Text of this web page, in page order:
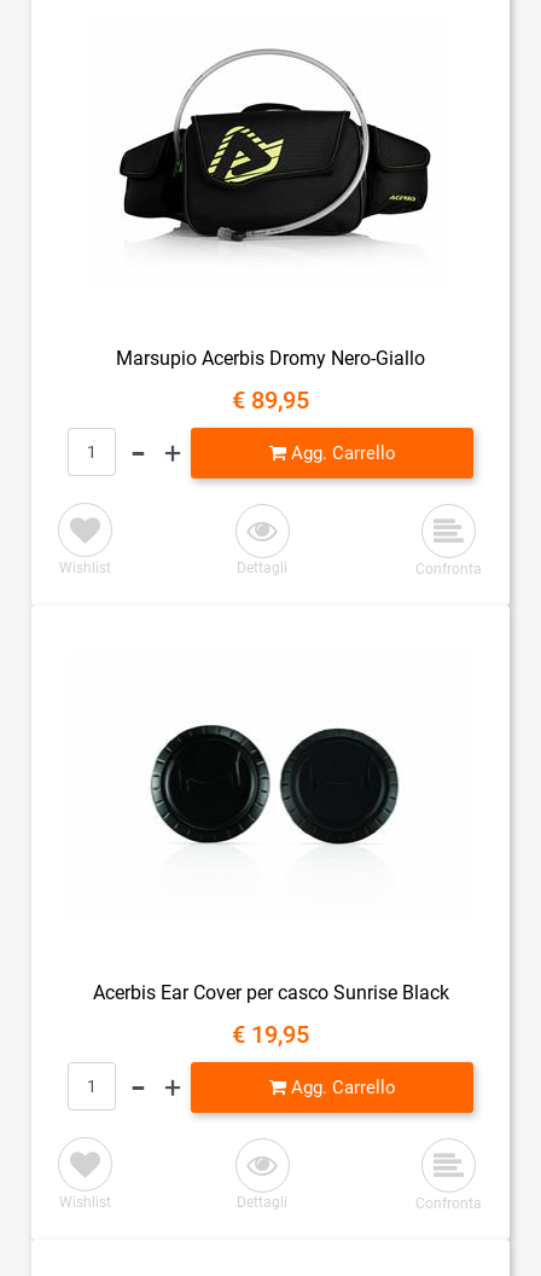
Marsupio Acerbis Dromy Nero-Giallo
€ 89,95
Quantità
Agg. Carrello
Wishlist Dettagli Confronta
Acerbis Ear Cover per casco Sunrise Black
€ 19,95
Quantità
Agg. Carrello
Wishlist Dettagli Confronta